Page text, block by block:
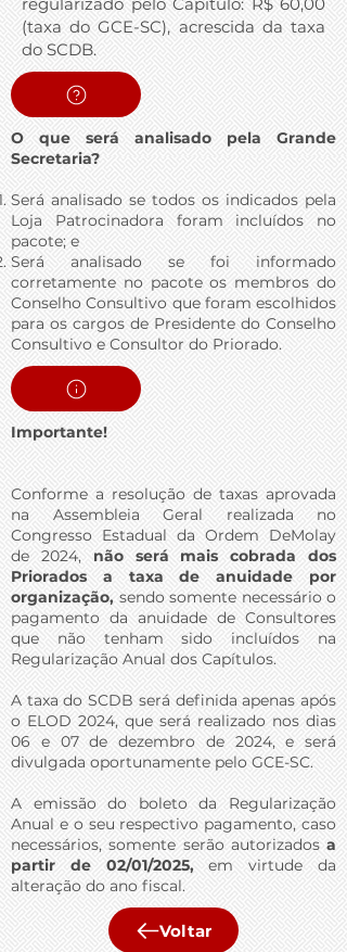
(taxa do GCE-SC), acrescida da taxa
do SCDB.
O que será analisado pela Grande
Secretaria?
Será analisado se todos os indicados pela
Loja Patrocinadora foram incluídos no
pacote; e
Será analisado se foi informado
corretamente no pacote os membros do
Conselho Consultivo que foram escolhidos
para os cargos de Presidente do Conselho
Consultivo e Consultor do Priorado.
Importante!
​Conforme a resolução de taxas aprovada
na Assembleia Geral realizada no
Congresso Estadual da Ordem DeMolay
de 2024,não será mais cobrada dos
Priorados a taxa de anuidade por
organização, sendo somente necessário o
pagamento da anuidade de Consultores
que não tenham sido incluídos na
Regularização Anual dos Capítulos.
A taxa do SCDB será definida apenas após
o ELOD 2024, que será realizado nos dias
06 e 07 de dezembro de 2024, e será
divulgada oportunamente pelo GCE-SC.
A emissão do boleto da Regularização
Anual e o seu respectivo pagamento, caso
necessários, somente serão autorizados a
partir de 02/01/2025,em virtude da
alteração do ano fiscal.
Voltar